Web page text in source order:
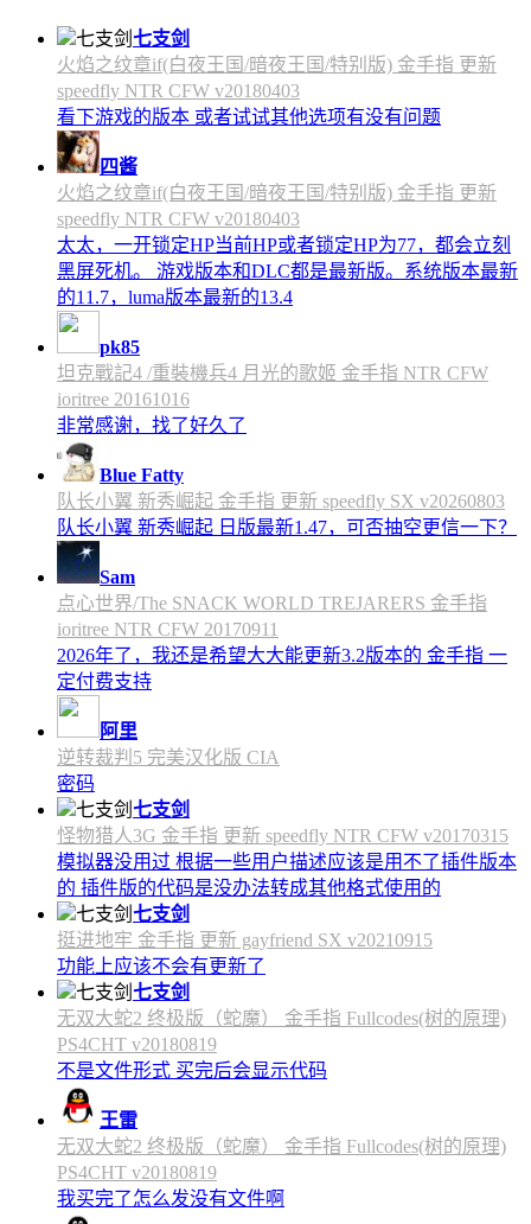
七支剑
火焰之纹章if(白夜王国/暗夜王国/特别版) 金手指 更新
speedfly NTR CFW v20180403
看下游戏的版本 或者试试其他选项有没有问题
四酱
火焰之纹章if(白夜王国/暗夜王国/特别版) 金手指 更新
speedfly NTR CFW v20180403
太太，一开锁定HP当前HP或者锁定HP为77，都会立刻
黑屏死机。 游戏版本和DLC都是最新版。系统版本最新
的11.7，luma版本最新的13.4
pk85
坦克戰記4 /重裝機兵4 月光的歌姬 金手指 NTR CFW
ioritree 20161016
非常感谢，找了好久了
Blue Fatty
队长小翼 新秀崛起 金手指 更新 speedfly SX v20260803
队长小翼 新秀崛起 日版最新1.47，可否抽空更信一下？
Sam
点心世界/The SNACK WORLD TREJARERS 金手指
ioritree NTR CFW 20170911
2026年了，我还是希望大大能更新3.2版本的 金手指 一
定付费支持
阿里
逆转裁判5 完美汉化版 CIA
密码
七支剑
怪物猎人3G 金手指 更新 speedfly NTR CFW v20170315
模拟器没用过 根据一些用户描述应该是用不了插件版本
的 插件版的代码是没办法转成其他格式使用的
七支剑
挺进地牢 金手指 更新 gayfriend SX v20210915
功能上应该不会有更新了
七支剑
无双大蛇2 终极版（蛇魔） 金手指 Fullcodes(树的原理)
PS4CHT v20180819
不是文件形式 买完后会显示代码
王雷
无双大蛇2 终极版（蛇魔） 金手指 Fullcodes(树的原理)
PS4CHT v20180819
我买完了怎么发没有文件啊